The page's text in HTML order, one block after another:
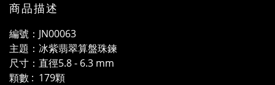
商品描述
編號：JN00063
主題：冰紫翡翠算盤珠鍊
尺寸：直徑5.8 - 6.3 mm
顆數 : 179顆